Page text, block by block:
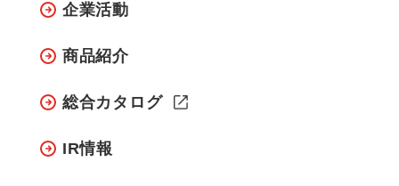
企業活動
商品紹介
総合カタログ
IR情報